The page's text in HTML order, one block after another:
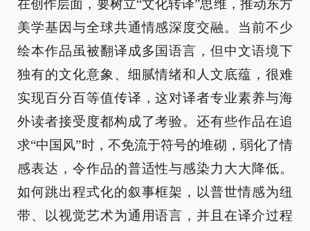
在创作层面，要树立“文化转译”思维，推动东方
美学基因与全球共通情感深度交融。当前不少
绘本作品虽被翻译成多国语言，但中文语境下
独有的文化意象、细腻情绪和人文底蕴，很难
实现百分百等值传译，这对译者专业素养与海
外读者接受度都构成了考验。还有些作品在追
求“中国风”时，不免流于符号的堆砌，弱化了情
感表达，令作品的普适性与感染力大大降低。
如何跳出程式化的叙事框架，以普世情感为纽
带、以视觉艺术为通用语言，并且在译介过程